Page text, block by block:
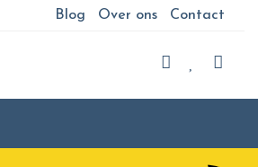
Blog Over ons Contact